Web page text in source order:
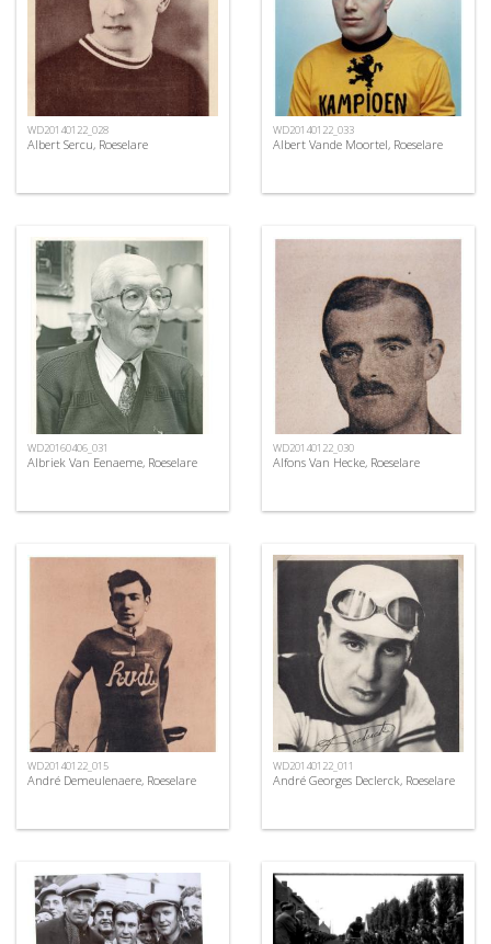
WD20140122_028
Albert Sercu, Roeselare
WD20140122_033
Albert Vande Moortel, Roeselare
WD20160406_031
Albriek Van Eenaeme, Roeselare
WD20140122_030
Alfons Van Hecke, Roeselare
WD20140122_015
André Demeulenaere, Roeselare
WD20140122_011
André Georges Declerck, Roeselare